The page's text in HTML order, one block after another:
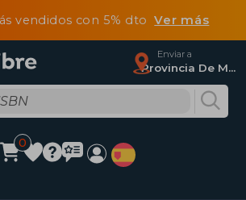
vendidos con 5% dtoVer más
Enviar a
Provincia De Madrid
0